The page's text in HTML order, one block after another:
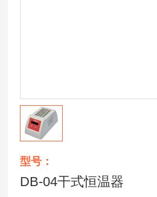
型号：
DB-04干式恒温器